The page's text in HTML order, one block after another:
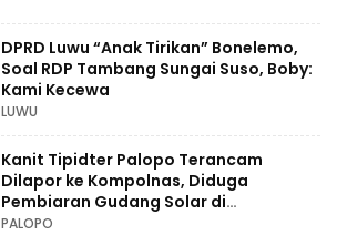
DPRD Luwu “Anak Tirikan” Bonelemo,
Soal RDP Tambang Sungai Suso, Boby:
Kami Kecewa
LUWU
Kanit Tipidter Palopo Terancam
Dilapor ke Kompolnas, Diduga
Pembiaran Gudang Solar di
Perumahan
PALOPO